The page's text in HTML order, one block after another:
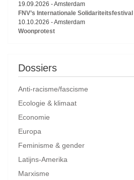
19.09.2026 -Amsterdam
FNV’s Internationale
10.10.2026 -Amsterdam
Woonprotest
Dossiers
Anti-racisme/fascisme
Ecologie & klimaat
Economie
Europa
Feminisme & gender
Latijns-Amerika
Marxisme